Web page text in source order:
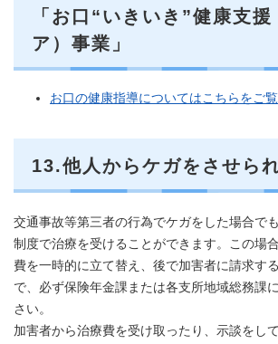
「お口“いきいき”健康支
ア）事業」
お口の健康指導についてはこちらをご覧
13.他人からケガをさせら
交通事故等第三者の行為でケガをした場合で
制度で治療を受けることができます。この場
費を一時的に立て替え、後で加害者に請求す
で、必ず保険年金課または各支所地域総務課
さい。
加害者から治療費を受け取ったり、示談をし